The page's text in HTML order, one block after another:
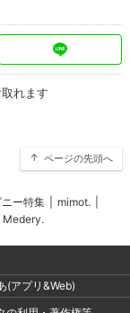
れます
ページの先頭へ
ー特集 mimot.
Medery.
(アプリ&Web)